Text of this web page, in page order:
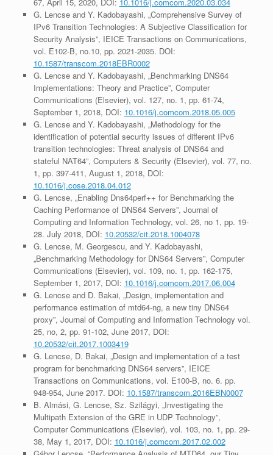
G. Lencse and Y. Kadobayashi, „Comprehensive Survey of
IPv6 Transition Technologies: A Subjective Classification for
Security Analysis”, IEICE Transactions on Communications,
vol. E102-B, no.10, pp. 2021-2035. DOI:
10.1587/transcom.2018EBR0002
G. Lencse and Y. Kadobayashi, „Benchmarking DNS64
Implementations: Theory and Practice”, Computer
Communications (Elsevier), vol. 127, no. 1, pp. 61-74,
September 1, 2018, DOI: 10.1016/j.comcom.2018.05.005
G. Lencse and Y. Kadobayashi, „Methodology for the
identification of potential security issues of different IPv6
transition technologies: Threat analysis of DNS64 and
stateful NAT64”, Computers & Security (Elsevier), vol. 77, no.
1, pp. 397-411, August 1, 2018, DOI:
10.1016/j.cose.2018.04.012
G. Lencse, „Enabling Dns64perf++ for Benchmarking the
Caching Performance of DNS64 Servers”, Journal of
Computing and Information Technology, vol. 26, no 1, pp. 19-
28. July 2018, DOI: 10.20532/cit.2018.1004078
G. Lencse, M. Georgescu, and Y. Kadobayashi,
„Benchmarking Methodology for DNS64 Servers”, Computer
Communications (Elsevier), vol. 109, no. 1, pp. 162-175,
September 1, 2017, DOI: 10.1016/j.comcom.2017.06.004
G. Lencse and D. Bakai, „Design, implementation and
performance estimation of mtd64-ng, a new tiny DNS64
proxy”, Journal of Computing and Information Technology vol.
25, no, 2, pp. 91-102, June 2017, DOI:
10.20532/cit.2017.1003419
G. Lencse, D. Bakai, „Design and implementation of a test
program for benchmarking DNS64 servers”, IEICE
Transactions on Communications, vol. E100-B, no. 6. pp.
948-954, June 2017. DOI: 10.1587/transcom.2016EBN0007
B. Almási, G. Lencse, Sz. Szilágyi, „Investigating the
Multipath Extension of the GRE in UDP Technology”,
Computer Communications (Elsevier), vol. 103, no. 1, pp. 29-
38, May 1, 2017, DOI: 10.1016/j.comcom.2017.02.002